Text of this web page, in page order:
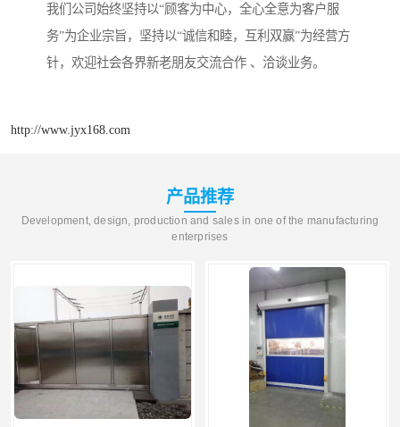
我们公司始终坚持以“顾客为中心，全心全意为客户服
务”为企业宗旨，坚持以“诚信和睦，互利双赢”为经营方
针，欢迎社会各界新老朋友交流合作 、洽谈业务。
http://www.jyx168.com
产品推荐
Development, design, production and sales in one of the manufacturing
enterprises